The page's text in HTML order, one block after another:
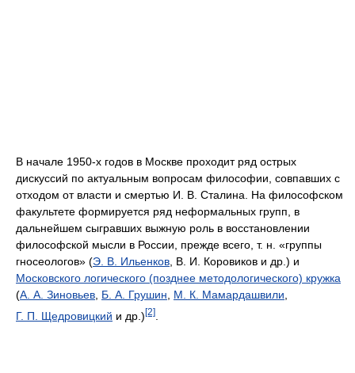
В начале 1950-х годов в Москве проходит ряд острых
дискуссий по актуальным вопросам философии, совпавших с
отходом от власти и смертью И. В. Сталина. На философском
факультете формируется ряд неформальных групп, в
дальнейшем сыгравших выжную роль в восстановлении
философской мысли в России, прежде всего, т. н. «группы
гносеологов» (Э. В. Ильенков , В. И. Коровиков и др.) и
Московского логического (позднее методологического) кружка
(А. А. Зиновьев Б. А. Грушин М. К. Мамардашвили
Г. П. Щедровицкий и др.)[2]